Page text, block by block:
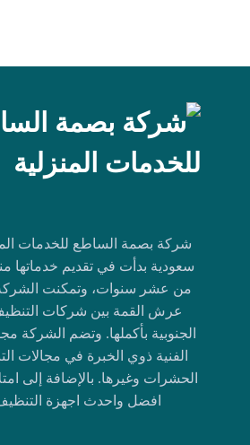
شركة بصمة الساطع للخدمات
سعودية بدأت في تقديم خدماتها
من عشر سنوات، وتمكنت
عرش القمة بين شركات
الجنوبية بأكملها. وتضم الشركة
الفنية ذوي الخبرة في مجالات
الحشرات وغيرها. بالإضافة إلى
افضل واحدث اجهزة